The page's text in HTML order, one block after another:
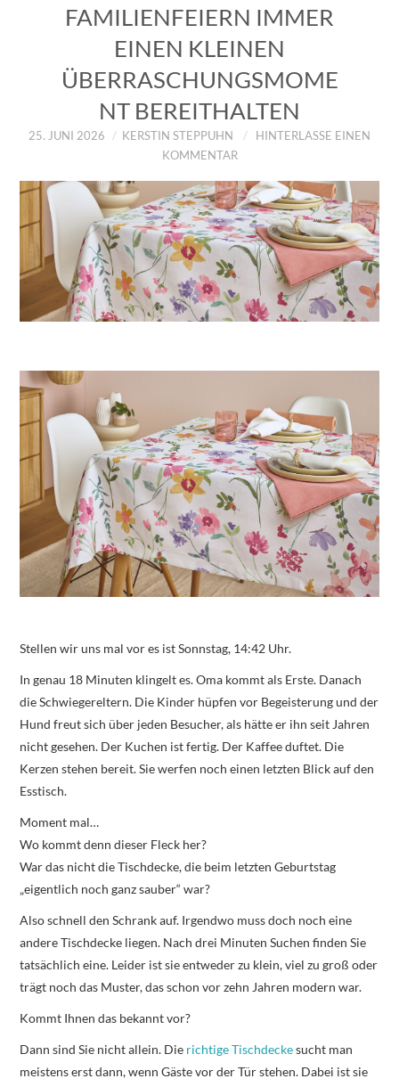
FAMILIENFEIERN IMMER
EINEN KLEINEN
ÜBERRASCHUNGSMOME
NT BEREITHALTEN
25. JUNI 2026 KERSTIN STEPPUHN
HINTERLASSE EINEN
KOMMENTAR
Stellen wir uns mal vor es ist Sonnstag, 14:42 Uhr.
In genau 18 Minuten klingelt es. Oma kommt als Erste. Danach
die Schwiegereltern. Die Kinder hüpfen vor Begeisterung und der
Hund freut sich über jeden Besucher, als hätte er ihn seit Jahren
nicht gesehen. Der Kuchen ist fertig. Der Kaffee duftet. Die
Kerzen stehen bereit. Sie werfen noch einen letzten Blick auf den
Esstisch.
Moment mal…
Wo kommt denn dieser Fleck her?
War das nicht die Tischdecke, die beim letzten Geburtstag
„eigentlich noch ganz sauber“ war?
Also schnell den Schrank auf. Irgendwo muss doch noch eine
andere Tischdecke liegen. Nach drei Minuten Suchen finden Sie
tatsächlich eine. Leider ist sie entweder zu klein, viel zu groß oder
trägt noch das Muster, das schon vor zehn Jahren modern war.
Kommt Ihnen das bekannt vor?
Dann sind Sie nicht allein. Die richtige Tischdeckesucht man
meistens erst dann, wenn Gäste vor der Tür stehen. Dabei ist sie